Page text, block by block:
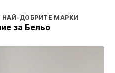
НАЙ-ДОБРИТЕ МАРКИ
за Бельо